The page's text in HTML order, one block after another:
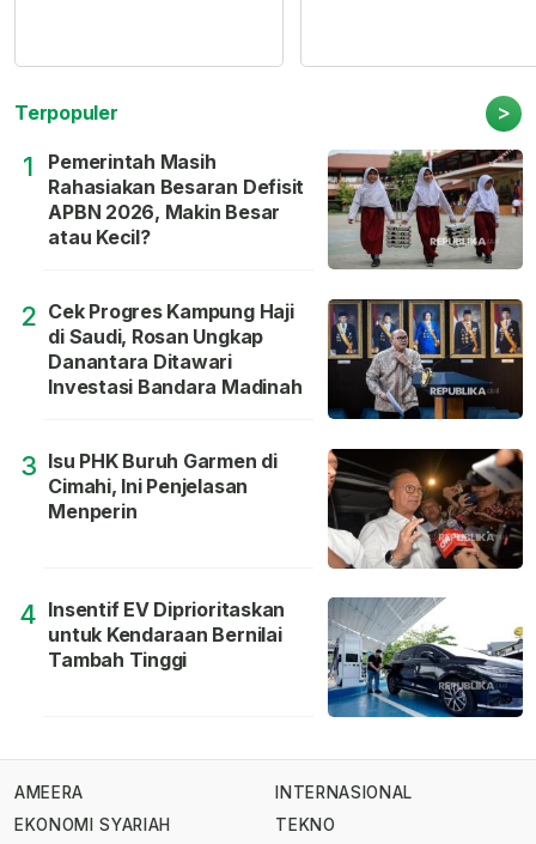
Terpopuler >
1
Pemerintah Masih
Rahasiakan Besaran Defisit
APBN 2026, Makin Besar
atau Kecil?
2 Cek Progres Kampung Haji
di Saudi, Rosan Ungkap
Danantara Ditawari
Investasi Bandara Madinah
3 Isu PHK Buruh Garmen di
Cimahi, Ini Penjelasan
Menperin
4 Insentif EV Diprioritaskan
untuk Kendaraan Bernilai
Tambah Tinggi
AMEERA
EKONOMI SYARIAH
INTERNASIONAL
TEKNO